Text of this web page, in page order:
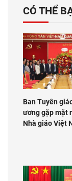
CÓ THỂ
Ban Tuyên
ương gặp mặt
Nhà giáo Việt